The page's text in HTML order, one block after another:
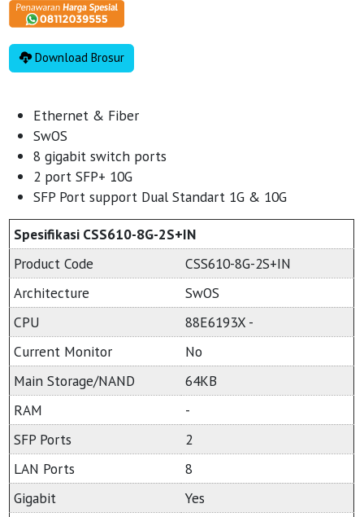
Download Brosur
Ethernet & Fiber
SwOS
8 gigabit switch ports
2 port SFP+ 10G
SFP Port support Dual Standart 1G & 10G
Spesifikasi CSS610-8G-2S+IN
Product Code
CSS610-8G-2S+IN
Architecture
SwOS
CPU
88E6193X -
Current Monitor
No
Main Storage/NAND
64KB
RAM
-
SFP Ports
2
LAN Ports
8
Gigabit
Yes